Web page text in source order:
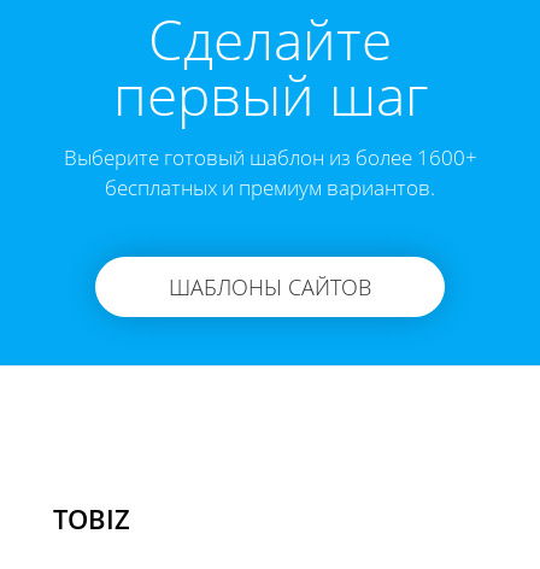
Cделайте
первый шаг
Выберите готовый шаблон из более 1600+
бесплатных и премиум вариантов.
ШАБЛОНЫ САЙТОВ
TOBIZ